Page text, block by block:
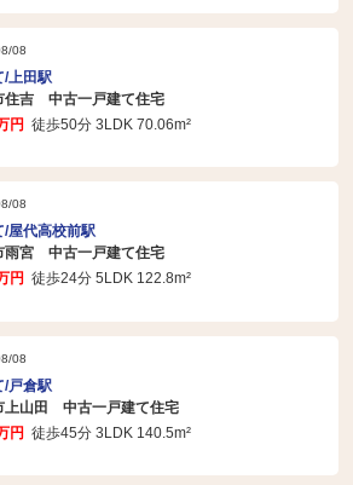
08
/上田駅
住吉 中古一戸建て住宅
円 徒歩50分 3LDK 70.06m²
08
/屋代高校前駅
雨宮 中古一戸建て住宅
円 徒歩24分 5LDK 122.8m²
08
/戸倉駅
上山田 中古一戸建て住宅
円 徒歩45分 3LDK 140.5m²